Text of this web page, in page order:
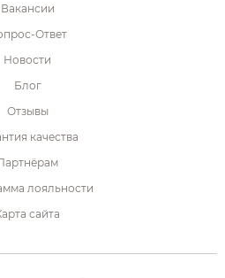
Вакансии
Ответ
Новости
Блог
Отзывы
качества
лояльности
сайта